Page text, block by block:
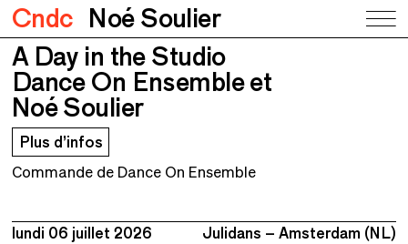
Cndc Noé Soulier
A Day in the Studio
Dance On Ensemble et Noé Soulier
A Day in the Studio
Dance On Ensemble et
Noé Soulier
Plus d’infos
Commande de Dance On Ensemble
lundi 06 juillet 2026
Julidans – Amsterdam (NL)